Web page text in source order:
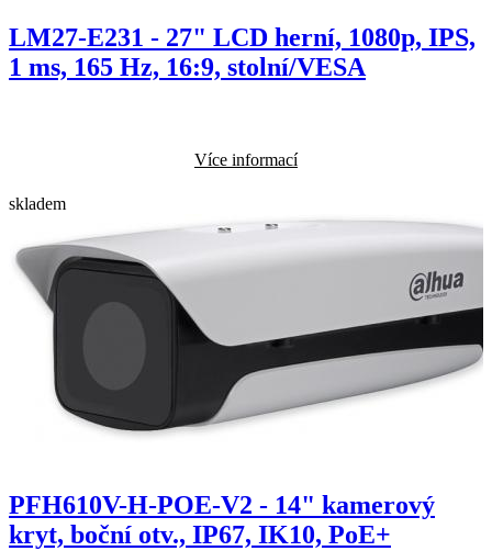
LM27-E231 - 27" LCD herní, 1080p, IPS,
1 ms, 165 Hz, 16:9, stolní/VESA
Více informací
skladem
PFH610V-H-POE-V2 - 14" kamerový
kryt, boční otv., IP67, IK10, PoE+